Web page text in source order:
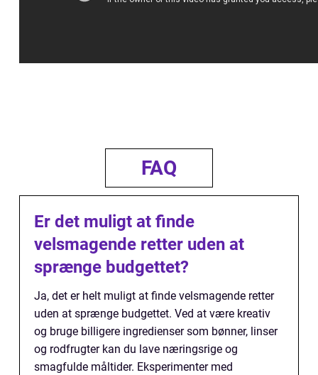
FAQ
Er det muligt at finde
velsmagende retter uden at
sprænge budgettet?
Ja, det er helt muligt at finde velsmagende retter
uden at sprænge budgettet. Ved at være kreativ
og bruge billigere ingredienser som bønner, linser
og rodfrugter kan du lave næringsrige og
smagfulde måltider. Eksperimenter med